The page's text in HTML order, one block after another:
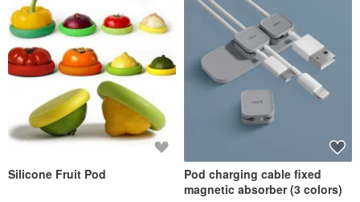
Silicone Fruit Pod
Pod charging cable fixed
magnetic absorber (3 colors)